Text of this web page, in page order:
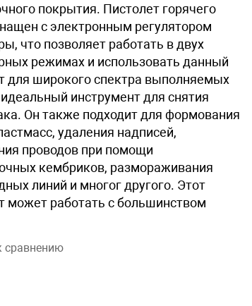
покрытия. Пистолет горячего
с электронным регулятором
что позволяет работать в двух
режимах и использовать данный
для широкого спектра выполняемых
инструмент для снятия
Он также подходит для формования
удаления надписей,
проводов при помощи
кембриков, размораживания
линий и многог другого. Этот
может работать с большинством
сравнению